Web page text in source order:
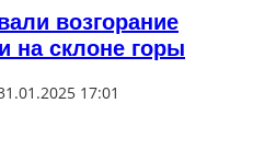
возгорание
на склоне горы
17:01